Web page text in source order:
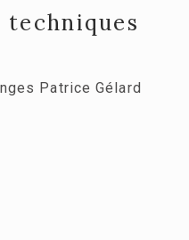
Patrice Gélard